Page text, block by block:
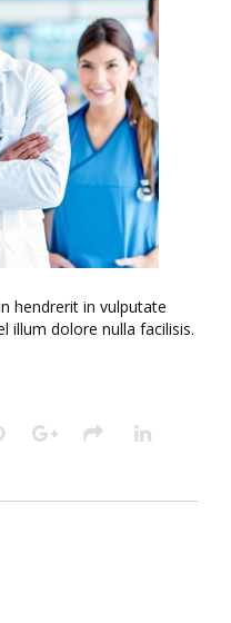
hendrerit in vulputate
illum dolore nulla facilisis.